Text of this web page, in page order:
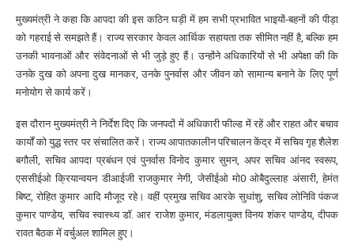
मुख्यमंत्री ने कहा कि आपदा की इस कठिन घड़ी में हम सभी प्रभावित भाइयों-बहनों की पीड़ा
को गहराई से समझते हैं। राज्य सरकार केवल आर्थिक सहायता तक सीमित नहीं है, बल्कि हम
उनकी भावनाओं और संवेदनाओं से भी जुड़े हुए हैं। उन्होंने अधिकारियों से भी अपेक्षा की कि
उनके दुख को अपना दुख मानकर, उनके पुनर्वास और जीवन को सामान्य बनाने के लिए पूर्ण
मनोयोग से कार्य करें।
इस दौरान मुख्यमंत्री ने निर्देश दिए कि जनपदों में अधिकारी फील्ड में रहें और राहत और बचाव
कार्यों को युद्ध स्तर पर संचालित करें। राज्य आपातकालीन परिचालन केंद्र में सचिव गृह शैलेश
बगौली, सचिव आपदा प्रबंधन एवं पुनर्वास विनोद कुमार सुमन, अपर सचिव आंनद स्वरूप,
एससीईओ क्रियान्वयन डीआईजी राजकुमार नेगी, जेसीईओ मो0 ओबैदुल्लाह अंसारी, हेमंत
बिष्ट, रोहित कुमार आदि मौजूद रहे। वहीं प्रमुख सचिव आरके सुधांशु, सचिव लोनिवि पंकज
कुमार पाण्डेय, सचिव स्वास्थ्य डॉ. आर राजेश कुमार, मंडलायुक्त विनय शंकर पाण्डेय, दीपक
रावत बैठक में वर्चुअल शामिल हुए।